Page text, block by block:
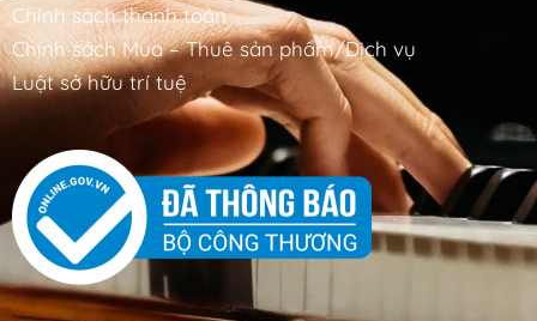
Chính sách thanh toán
Chính sách Mua – Thuê sản phẩm/Dịch vụ
Luật sở hữu trí tuệ